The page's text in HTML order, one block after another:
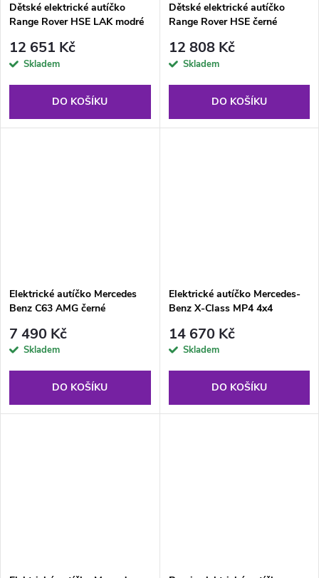
Dětské elektrické autíčko
Range Rover HSE LAK modré
12 651 Kč
Skladem
DO KOŠÍKU
Dětské elektrické autíčko
Range Rover HSE černé
12 808 Kč
Skladem
DO KOŠÍKU
Elektrické autíčko Mercedes
Benz C63 AMG černé
7 490 Kč
Skladem
DO KOŠÍKU
Elektrické autíčko Mercedes-
Benz X-Class MP4 4x4
14 670 Kč
Skladem
DO KOŠÍKU